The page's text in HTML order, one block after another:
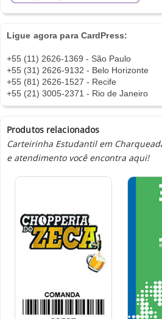
Ligue agora para CardPress:
+55 (11) 2626-1369 - São Paulo
+55 (31) 2626-9132 - Belo Horizonte
+55 (81) 2626-1527 - Recife
+55 (21) 3005-2371 - Rio de Janeiro
Produtos relacionados
Carteirinha Estudantil em
e atendimento você encontra aqui!